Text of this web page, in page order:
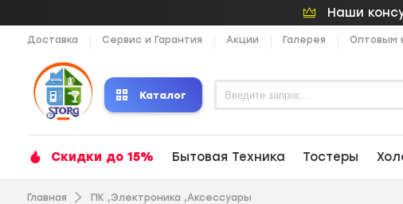
Наши
Доставка Сервис и Гарантия Акции Галерея Оптовым
Каталог
Скидки до 15% Бытовая Техника Тостеры
Главная ПК ,Электроника ,Аксессуары